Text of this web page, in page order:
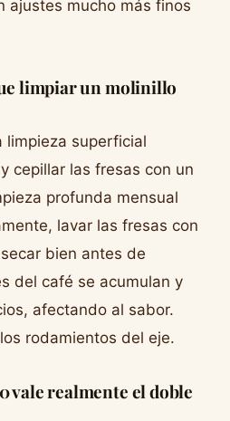
ajustes mucho más finos
limpiar un molinillo
limpieza superficial
cepillar las fresas con un
profunda mensual
lavar las fresas con
bien antes de
del café se acumulan y
afectando al sabor.
rodamientos del eje.
vale realmente el doble